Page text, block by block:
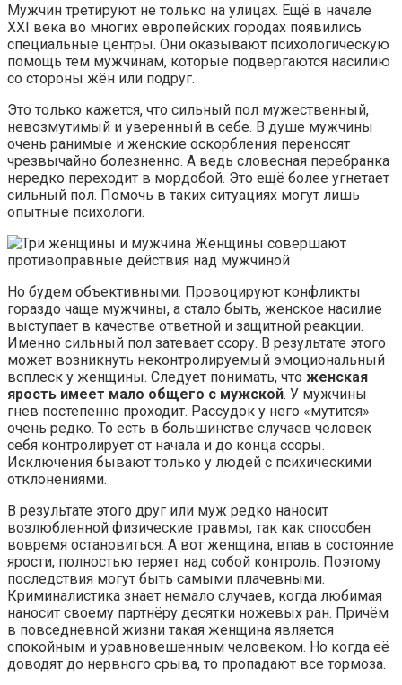
Мужчин третируют не только на улицах. Ещё в начале
XXI века во многих европейских городах появились
специальные центры. Они оказывают психологическую
помощь тем мужчинам, которые подвергаются насилию
со стороны жён или подруг.
Это только кажется, что сильный пол мужественный,
невозмутимый и уверенный в себе. В душе мужчины
очень ранимые и женские оскорбления переносят
чрезвычайно болезненно. А ведь словесная перебранка
нередко переходит в мордобой. Это ещё более угнетает
сильный пол. Помочь в таких ситуациях могут лишь
опытные психологи.
Женщины совершают
противоправные действия над мужчиной
Но будем объективными. Провоцируют конфликты
гораздо чаще мужчины, а стало быть, женское насилие
выступает в качестве ответной и защитной реакции.
Именно сильный пол затевает ссору. В результате этого
может возникнуть неконтролируемый эмоциональный
всплеск у женщины. Следует понимать, что женская
ярость имеет мало общего с мужской. У мужчины
гнев постепенно проходит. Рассудок у него «мутится»
очень редко. То есть в большинстве случаев человек
себя контролирует от начала и до конца ссоры.
Исключения бывают только у людей с психическими
отклонениями.
В результате этого друг или муж редко наносит
возлюбленной физические травмы, так как способен
вовремя остановиться. А вот женщина, впав в состояние
ярости, полностью теряет над собой контроль. Поэтому
последствия могут быть самыми плачевными.
Криминалистика знает немало случаев, когда любимая
наносит своему партнёру десятки ножевых ран. Причём
в повседневной жизни такая женщина является
спокойным и уравновешенным человеком. Но когда её
доводят до нервного срыва, то пропадают все тормоза.